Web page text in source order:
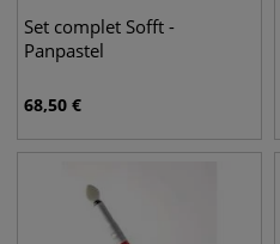
Set complet Sofft -
Panpastel
68,50 €